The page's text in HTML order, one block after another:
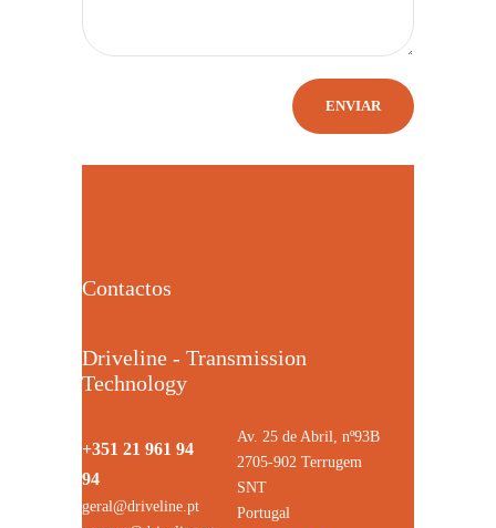
Contactos
Driveline - Transmission
Technology
+351 21 961 94
94
geral@driveline.pt
Av. 25 de Abril, nº93B
2705-902 Terrugem
SNT
Portugal